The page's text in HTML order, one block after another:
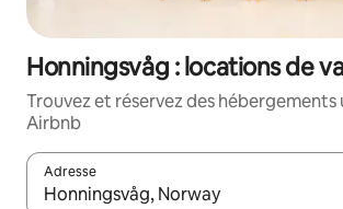
Honningsvåg : locations de
Trouvez et réservez des hébergements
Airbnb
Adresse
Lorsque les résultats s'affichent, utilisez